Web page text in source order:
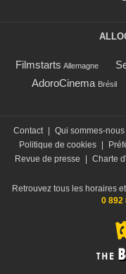
Filmstarts Allemagne
AdoroCinema Brésil
Contact Qui sommes-nous
Politique de cookies
Revue de presse
Charte
Retrouvez tous les horaires
0 892